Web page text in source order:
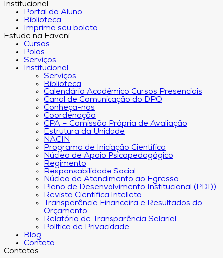
Institucional
Portal do Aluno
Biblioteca
Imprima seu boleto
Estude na Faveni
Cursos
Polos
Serviços
Institucional
Serviços
Biblioteca
Calendário Acadêmico Cursos Presenciais
Canal de Comunicação do DPO
Conheça-nos
Coordenação
CPA – Comissão Própria de Avaliação
Estrutura da Unidade
NACIN
Programa de Iniciação Científica
Núcleo de Apoio Psicopedagógico
Regimento
Responsabilidade Social
Núcleo de Atendimento ao Egresso
Plano de Desenvolvimento Institucional (PDI))
Revista Científica Intelleto
Transparência Financeira e Resultados do
Orçamento
Relatório de Transparência Salarial
Política de Privacidade
Blog
Contato
Contatos